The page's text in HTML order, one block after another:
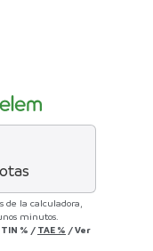
de la calculadora,
minutos.
TIN % / TAE % /Ver